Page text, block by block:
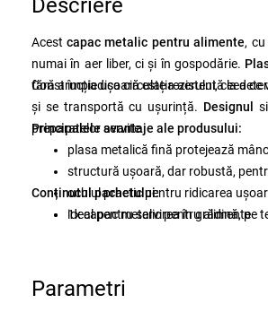
Descriere
Acest capac metalic pentru alimente,
numai în aer liber, ci și în gospodărie.
fără a împiedica circulația aerului, ceea
Construcția ușoară este rezistentă la
și se transportă cu ușurință. Designul
preparatelor servite.
Principalele avantaje ale produsului:
plasa metalică fină protejează
structură ușoară, dar robustă,
ochiul practic pentru ridicarea
ideal pentru servirea în grădină, pe
Conținutul pachetului:
1x capac metalic pentru alimente
Parametri